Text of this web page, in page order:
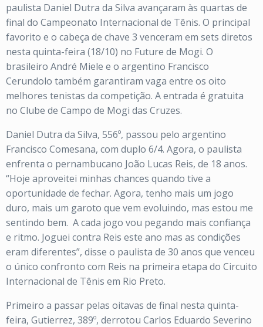
paulista Daniel Dutra da Silva avançaram às quartas de
final do Campeonato Internacional de Tênis. O principal
favorito e o cabeça de chave 3 venceram em sets diretos
nesta quinta-feira (18/10) no Future de Mogi. O
brasileiro André Miele e o argentino Francisco
Cerundolo também garantiram vaga entre os oito
melhores tenistas da competição. A entrada é gratuita
no Clube de Campo de Mogi das Cruzes.
Daniel Dutra da Silva, 556º, passou pelo argentino
Francisco Comesana, com duplo 6/4. Agora, o paulista
enfrenta o pernambucano João Lucas Reis, de 18 anos.
“Hoje aproveitei minhas chances quando tive a
oportunidade de fechar. Agora, tenho mais um jogo
duro, mais um garoto que vem evoluindo, mas estou me
sentindo bem. A cada jogo vou pegando mais confiança
e ritmo. Joguei contra Reis este ano mas as condições
eram diferentes”, disse o paulista de 30 anos que venceu
o único confronto com Reis na primeira etapa do Circuito
Internacional de Tênis em Rio Preto.
Primeiro a passar pelas oitavas de final nesta quinta-
feira, Gutierrez, 389º, derrotou Carlos Eduardo Severino